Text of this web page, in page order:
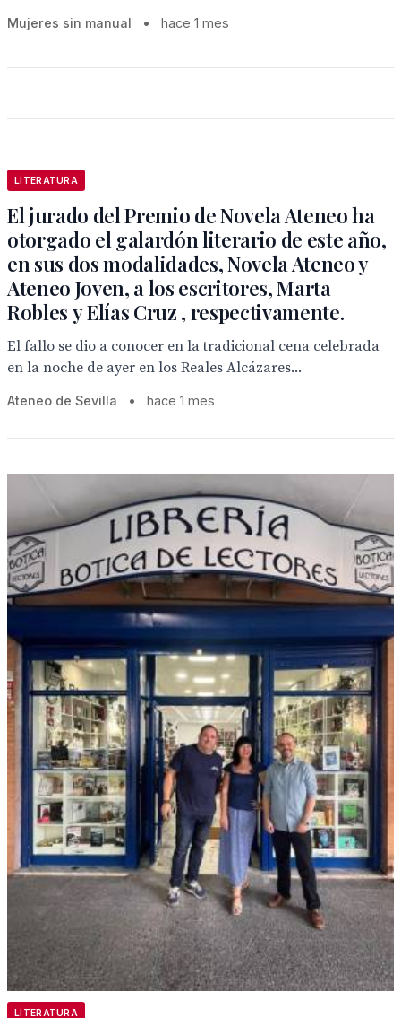
Mujeres sin manual • hace 1 mes
LITERATURA
El jurado del Premio de Novela Ateneo ha
otorgado el galardón literario de este año,
en sus dos modalidades, Novela Ateneo y
Ateneo Joven, a los escritores, Marta
Robles y Elías Cruz , respectivamente.
El fallo se dio a conocer en la tradicional cena celebrada
en la noche de ayer en los Reales Alcázares...
Ateneo de Sevilla • hace 1 mes
LITERATURA